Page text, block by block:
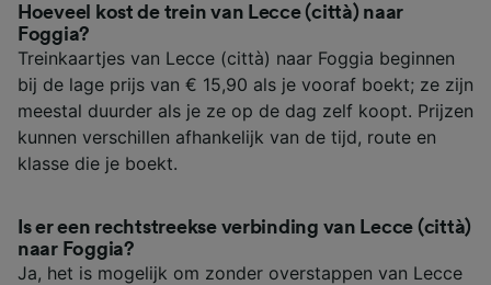
Hoeveel kost de trein van Lecce (città) naar
Foggia?
Treinkaartjes van Lecce (città) naar Foggia beginnen
bij de lage prijs van € 15,90 als je vooraf boekt; ze zijn
meestal duurder als je ze op de dag zelf koopt. Prijzen
kunnen verschillen afhankelijk van de tijd, route en
klasse die je boekt.
Is er een rechtstreekse verbinding van Lecce (città)
naar Foggia?
Ja, het is mogelijk om zonder overstappen van Lecce